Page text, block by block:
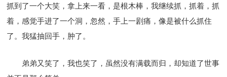
抓到了一个大笑，拿上来一看，是根木棒，我继续抓，抓着，抓
着，感觉手进了一个洞，忽然，手上一剧痛，像是被什么抓住
了。我猛抽回手，肿了。
弟弟又笑了，我也笑了，虽然没有满载而归，却知道了世事